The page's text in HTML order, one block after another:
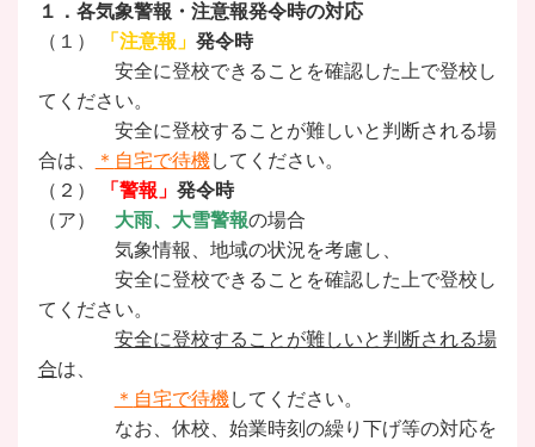
１．各気象警報・注意報発令時の対応
（１）
「注意報」 発令時
安全に登校できることを確認した上で登校し
てください。
安全に登校することが難しいと判断される場
合は、
＊ 自宅で待機してください。
（２）
「警報」 発令時
（ア） 大雨、大雪警報の場合
気象情報、地域の状況を考慮し、
安全に登校できることを確認した上で登校し
てください。
安全に登校することが難しいと判断される場
合は、
＊ 自宅で待機してください。
なお、休校、始業時刻の繰り下げ等の対応を